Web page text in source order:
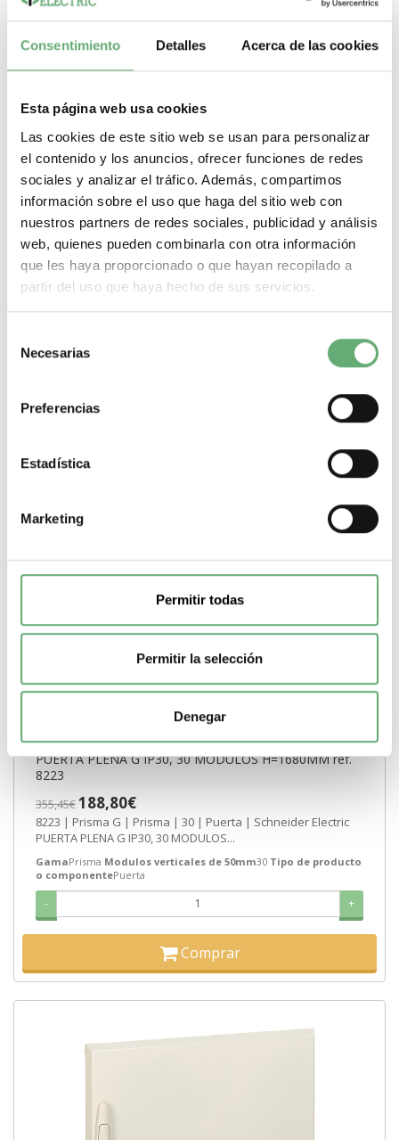
Consentimiento Detalles Acerca de las cookies
Esta página web usa cookies
Las cookies de este sitio web se usan para personalizar
el contenido y los anuncios, ofrecer funciones de redes
sociales y analizar el tráfico. Además, compartimos
información sobre el uso que haga del sitio web con
nuestros partners de redes sociales, publicidad y análisis
web, quienes pueden combinarla con otra información
que les haya proporcionado o que hayan recopilado a
partir del uso que haya hecho de sus servicios.
Necesarias
Preferencias
Estadística
Marketing
Permitir todas
Permitir la selección
Denegar
PUERTA PLENA G IP30, 33 MÓDULOS H=1830MM ref.
8224
399,49€218,21€
8224 | Prisma G | Prisma | 33 | Puerta | Schneider Electric
+
PUERTA PLENA G IP30, 30 MODULOS H=1680MM ref.
8223
355,45€188,80€
8223 | Prisma G | Prisma | 30 | Puerta | Schneider Electric
PUERTA PLENA G IP30, 30 MODULOS...
GamaPrisma Modulos verticales de 50mm30 Tipo de producto
o componentePuerta
- +
Comprar